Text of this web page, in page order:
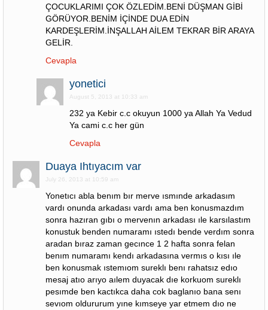
ÇOCUKLARIMI ÇOK ÖZLEDİM.BENİ DÜŞMAN GİBİ
GÖRÜYOR.BENİM İÇİNDE DUA EDİN
KARDEŞLERİM.İNŞALLAH AİLEM TEKRAR BİR ARAYA
GELİR.
Cevapla
yonetici
August 5, 2013 at 10:33 am
232 ya Kebir c.c okuyun 1000 ya Allah Ya Vedud
Ya cami c.c her gün
Cevapla
Duaya Ihtıyacım var
July 26, 2013 at 10:59 am
Yonetıcı abla benım bır merve ısmınde arkadasım
vardı onunda arkadası vardı ama ben konusmazdım
sonra hazıran gıbı o mervenın arkadası ıle karsılastım
konustuk benden numaramı ıstedı bende verdım sonra
aradan bıraz zaman gecınce 1 2 hafta sonra felan
benım numaramı kendı arkadasına vermıs o kısı ıle
ben konusmak ıstemıom sureklı benı rahatsız edıo
mesaj atıo arıyo aılem duyacak dıe korkuom sureklı
pesımde ben kactıkca daha cok baglanıo bana senı
sevıom oldururum yıne kımseye yar etmem dıo ne